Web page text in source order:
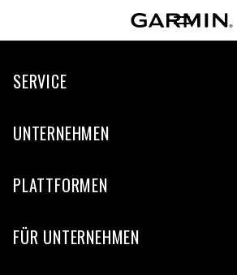
SERVICE
UNTERNEHMEN
PLATTFORMEN
FÜR UNTERNEHMEN